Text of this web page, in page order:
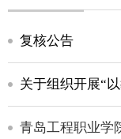
复核公告